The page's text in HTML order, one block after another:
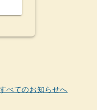
べてのお知らせへ